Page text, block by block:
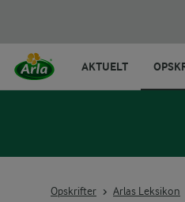
AKTUELT
Opskrifter Arlas Leksikon